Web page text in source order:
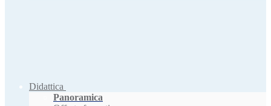
Didattica
Panoramica